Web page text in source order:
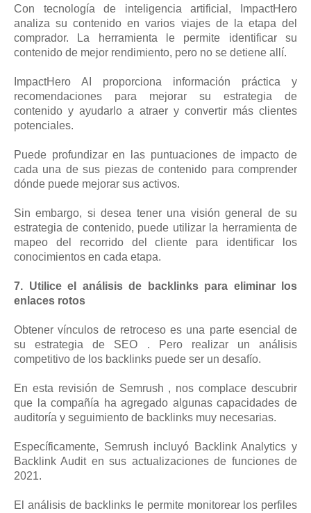
Con tecnología de inteligencia artificial, ImpactHero
analiza su contenido en varios viajes de la etapa del
comprador. La herramienta le permite identificar su
contenido de mejor rendimiento, pero no se detiene allí.
ImpactHero AI proporciona información práctica y
recomendaciones para mejorar su estrategia de
contenido y ayudarlo a atraer y convertir más clientes
potenciales.
Puede profundizar en las puntuaciones de impacto de
cada una de sus piezas de contenido para comprender
dónde puede mejorar sus activos.
Sin embargo, si desea tener una visión general de su
estrategia de contenido, puede utilizar la herramienta de
mapeo del recorrido del cliente para identificar los
conocimientos en cada etapa.
7. Utilice el análisis de backlinks para eliminar los
enlaces rotos
Obtener vínculos de retroceso es una parte esencial de
su estrategia de SEO . Pero realizar un análisis
competitivo de los backlinks puede ser un desafío.
En esta revisión de Semrush , nos complace descubrir
que la compañía ha agregado algunas capacidades de
auditoría y seguimiento de backlinks muy necesarias.
Específicamente, Semrush incluyó Backlink Analytics y
Backlink Audit en sus actualizaciones de funciones de
2021.
El análisis de backlinks le permite monitorear los perfiles